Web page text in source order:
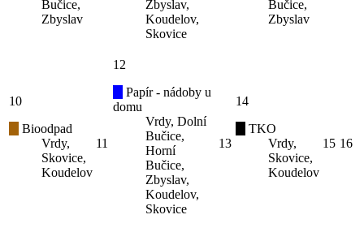
Bučice,
Zbyslav
Zbyslav,
Koudelov,
Skovice
Bučice,
Zbyslav
10
Bioodpad
Vrdy,
Skovice,
Koudelov
11
12
Papír - nádoby u
domu
Vrdy, Dolní
Bučice,
Horní
Bučice,
Zbyslav,
Koudelov,
Skovice
13
14
TKO
Vrdy,
Skovice,
Koudelov
15 16